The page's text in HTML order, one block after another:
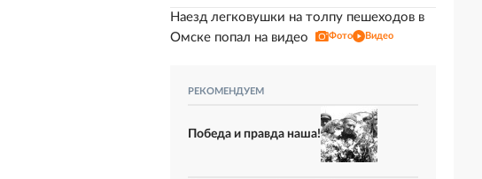
Наезд легковушки на толпу пешеходов в
Омске попал на видео
Фото Видео
РЕКОМЕНДУЕМ
Победа и правда наша!